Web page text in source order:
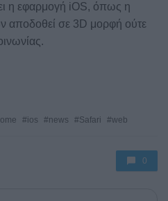
η εφαρμογή iOS, όπως η
αποδοθεί σε 3D μορφή ούτε
ios news Safari web
0